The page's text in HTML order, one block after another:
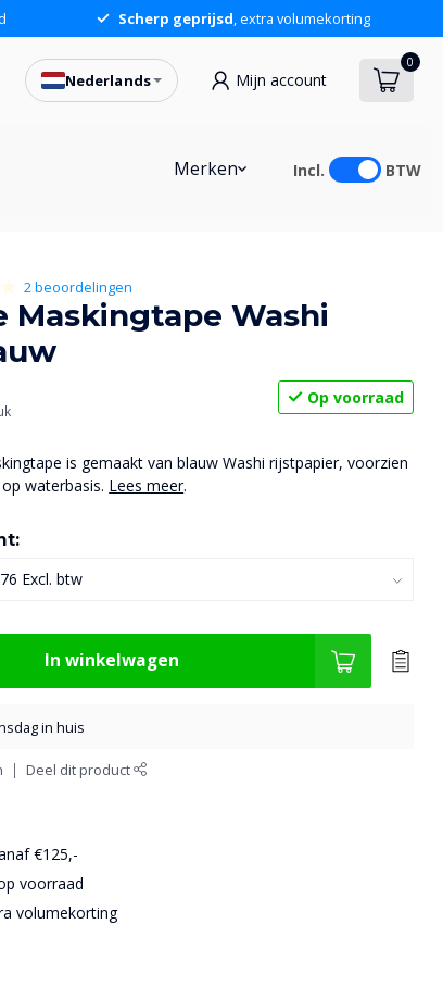
Scherp geprijsd, extra volumekorting
Nederlands Mijn account
0
Merken Incl. BTW
2 beoordelingen
Maskingtape Washi
Op voorraad
is gemaakt van blauw Washi rijstpapier, voorzien
waterbasis. Lees meer.
In winkelwagen
in huis
Deel dit product
€125,-
voorraad
volumekorting